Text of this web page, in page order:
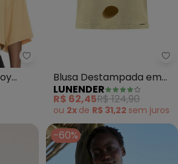
Rovitex - Blusa Feminina Enjoy
Blusa Destampada em
Malha (Amarelo)
LUNENDER
R$ 62,45R$ 124,90
ou 2x de R$ 31,22 sem juros
-60%